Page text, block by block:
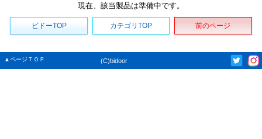
現在、該当製品は準備中です。
ビドーTOP カテゴリTOP 前のページ
▲ページＴＯＰ (C)bidoor